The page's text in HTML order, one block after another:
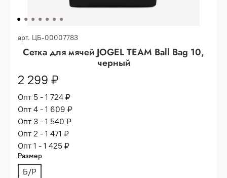
арт. ЦБ-00007783
Сетка для мячей JOGEL TEAM Ball Bag 10,
черный
2 299 ₽
Опт 5 - 1 724 ₽
Опт 4 - 1 609 ₽
Опт 3 - 1 540 ₽
Опт 2 - 1 471 ₽
Опт 1 - 1 425 ₽
Размер
Б/Р